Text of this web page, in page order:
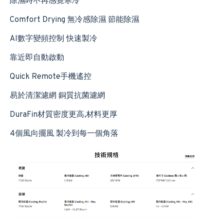
Comfort Drying 無冷感除濕 節能除濕
AI數字變頻控制 快速製冷
靠近即自動啟動
Quick Remote手機遙控
易於清潔濾網 銅質抗菌濾網
DuraFin材質密度更高,材料更厚
4個風向擺風 製冷到每一個角落